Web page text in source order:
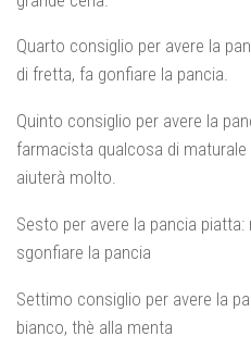
Quarto consiglio per avere la
di fretta, fa gonfiare la pancia.
Quinto consiglio per avere la
farmacista qualcosa di
aiuterà molto.
Sesto per avere la pancia piatta:
sgonfiare la pancia
Settimo consiglio per avere la
bianco, thè alla menta